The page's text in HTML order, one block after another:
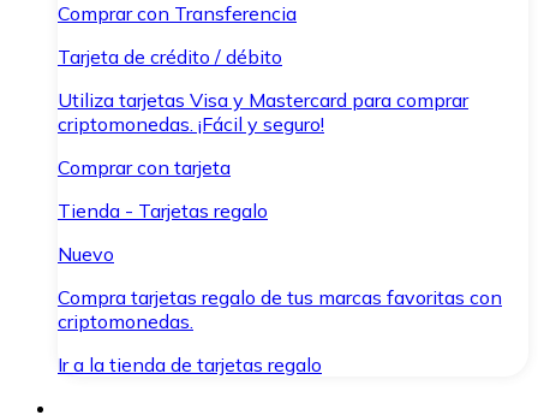
Comprar con Transferencia
Tarjeta de crédito / débito
Utiliza tarjetas Visa y Mastercard para comprar
criptomonedas. ¡Fácil y seguro!
Comprar con tarjeta
Tienda - Tarjetas regalo
Nuevo
Compra tarjetas regalo de tus marcas favoritas con
criptomonedas.
Ir a la tienda de tarjetas regalo